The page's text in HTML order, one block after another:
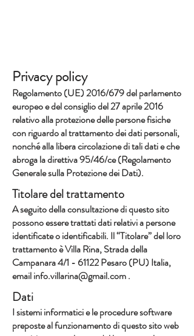
Privacy policy
Regolamento (UE) 2016/679 del parlamento
europeo e del consiglio del 27 aprile 2016
relativo alla protezione delle persone fisiche
con riguardo al trattamento dei dati personali,
nonché alla libera circolazione di tali dati e che
abroga la direttiva 95/46/ce (Regolamento
Generale sulla Protezione dei Dati).
Titolare del trattamento
A seguito della consultazione di questo sito
possono essere trattati dati relativi a persone
identificate o identificabili. Il “Titolare” del loro
trattamento è Villa Rina, Strada della
Campanara 4/1 - 61122 Pesaro (PU) Italia,
emailinfo.villarina@gmail.com.
Dati
I sistemi informatici e le procedure software
preposte al funzionamento di questo sito web